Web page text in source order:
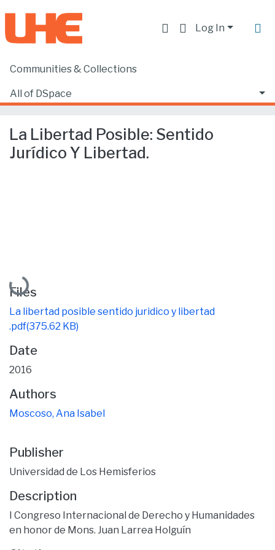
Log In
Communities & Collections
All of DSpace
Home
La Libertad Posible: Sentido Jurídico Y Libertad.
La Libertad Posible: Sentido
Jurídico Y Libertad.
Loading...
Files
La libertad posible sentido juridico y libertad
.pdf(375.62 KB)
Date
2016
Authors
Moscoso, Ana Isabel
Publisher
Universidad de Los Hemisferios
Description
I Congreso Internacional de Derecho y Humanidades
en honor de Mons. Juan Larrea Holguín